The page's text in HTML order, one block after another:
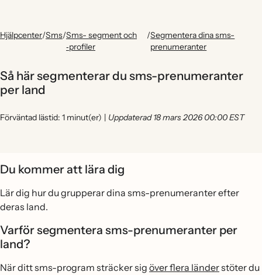
Hjälpcenter/Sms/Sms- segment och
‑profiler
/Segmentera dina sms-
prenumeranter
Så här segmenterar du sms-prenumeranter
per land
Förväntad lästid: 1 minut(er) | Uppdaterad 18 mars 2026 00:00 EST
Du kommer att lära dig
Lär dig hur du grupperar dina sms-prenumeranter efter
deras land.
Varför segmentera sms-prenumeranter per
land?
När ditt sms-program sträcker sig över flera länderstöter du